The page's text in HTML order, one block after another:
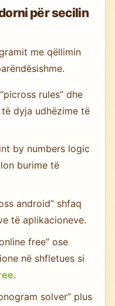
për secilin
me qëllimin
rules” dhe
dyja udhëzime të
by numbers logic
burime të
android” shfaq
të aplikacioneve.
free” ose
në shfletues si
.
solver” plus